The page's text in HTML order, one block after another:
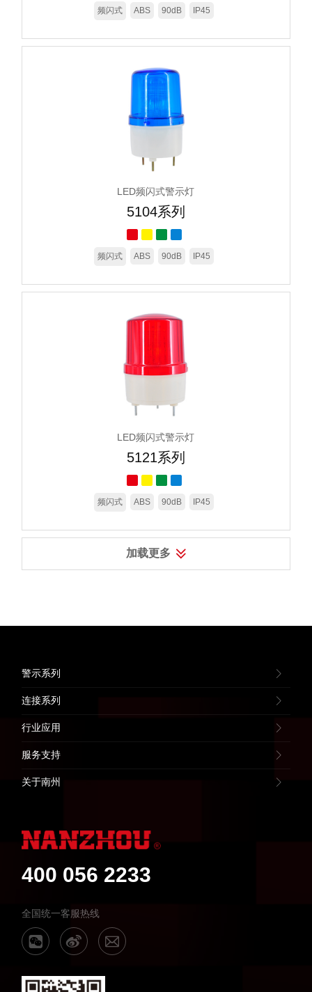
频闪式 ABS 90dB IP45
LED频闪式警示灯
5104系列
频闪式 ABS 90dB IP45
LED频闪式警示灯
5121系列
频闪式 ABS 90dB IP45
加载更多
警示系列
连接系列
行业应用
服务支持
关于南州
400 056 2233
全国统一客服热线